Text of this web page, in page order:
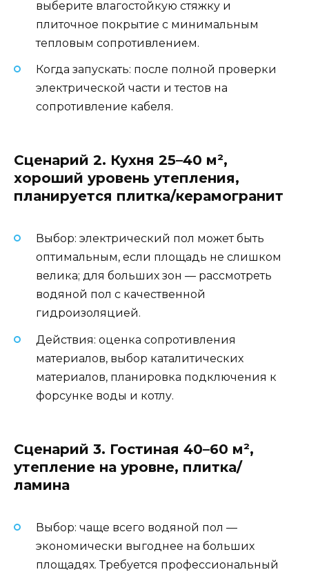
выберите влагостойкую стяжку и
плиточное покрытие с минимальным
тепловым сопротивлением.
Когда запускать: после полной проверки
электрической части и тестов на
сопротивление кабеля.
Сценарий 2. Кухня 25–40 м²,
хороший уровень утепления,
планируется плитка/керамогранит
Выбор: электрический пол может быть
оптимальным, если площадь не слишком
велика; для больших зон — рассмотреть
водяной пол с качественной
гидроизоляцией.
Действия: оценка сопротивления
материалов, выбор каталитических
материалов, планировка подключения к
форсунке воды и котлу.
Сценарий 3. Гостиная 40–60 м²,
утепление на уровне, плитка/
ламина
Выбор: чаще всего водяной пол —
экономически выгоднее на больших
площадях. Требуется профессиональный